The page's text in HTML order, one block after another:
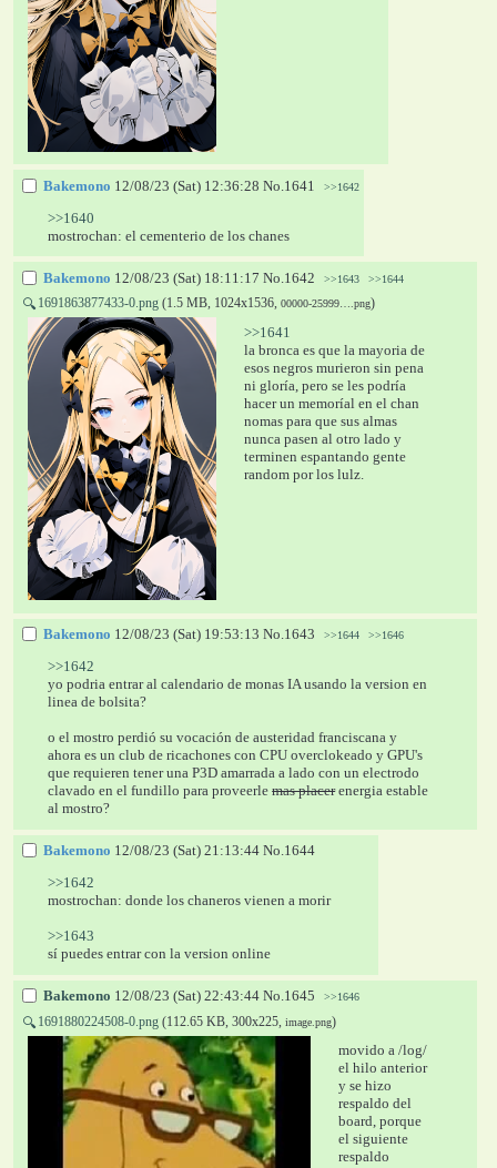
Bakemono 12/08/23 (Sat) 12:36:28 No. 1641 >>1642
>>1640
mostrochan: el cementerio de los chanes
Bakemono 12/08/23 (Sat) 18:11:17 No. 1642 >>1643 >>1644
🔍 1691863877433-0.png (1.5 MB, 1024x1536, 00000-25999….png)
>>1641
la bronca es que la mayoria de
esos negros murieron sin pena
ni gloría, pero se les podría
hacer un memoríal en el chan
nomas para que sus almas
nunca pasen al otro lado y
terminen espantando gente
random por los lulz.
Bakemono 12/08/23 (Sat) 19:53:13 No.1643 >>1644 >>1646
>>1642
yo podria entrar al calendario de monas IA usando la version en
linea de bolsita?
o el mostro perdió su vocación de austeridad franciscana y
ahora es un club de ricachones con CPU overclokeado y GPU's
que requieren tener una P3D amarrada a lado con un electrodo
clavado en el fundillo para proveerle mas placer energia estable
al mostro?
Bakemono 12/08/23 (Sat) 21:13:44 No.1644
>>1642
mostrochan: donde los chaneros vienen a morir
>>1643
sí puedes entrar con la version online
Bakemono 12/08/23 (Sat) 22:43:44 No.1645 >>1646
🔍 1691880224508-0.png (112.65 KB, 300x225, image.png)
movido a /log/
el hilo anterior
y se hizo
respaldo del
board, porque
el siguiente
respaldo